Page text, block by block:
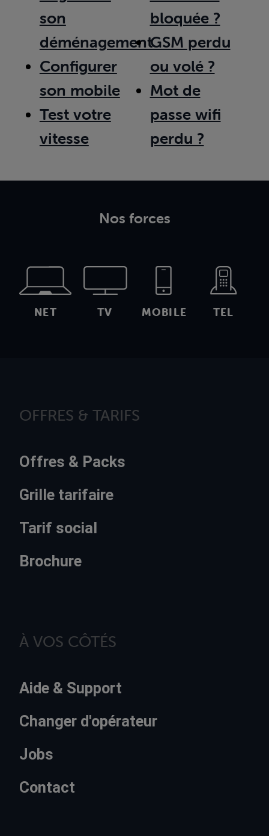
son
déménagement
Configurer
son mobile
Test votre
vitesse
bloquée ?
GSM perdu
ou volé ?
Mot de
passe wifi
perdu ?
Nos forces
NET TV MOBILE TEL
OFFRES & TARIFS
Offres & Packs
Grille tarifaire
Tarif social
Brochure
À VOS CÔTÉS
Aide & Support
Changer d'opérateur
Jobs
Contact